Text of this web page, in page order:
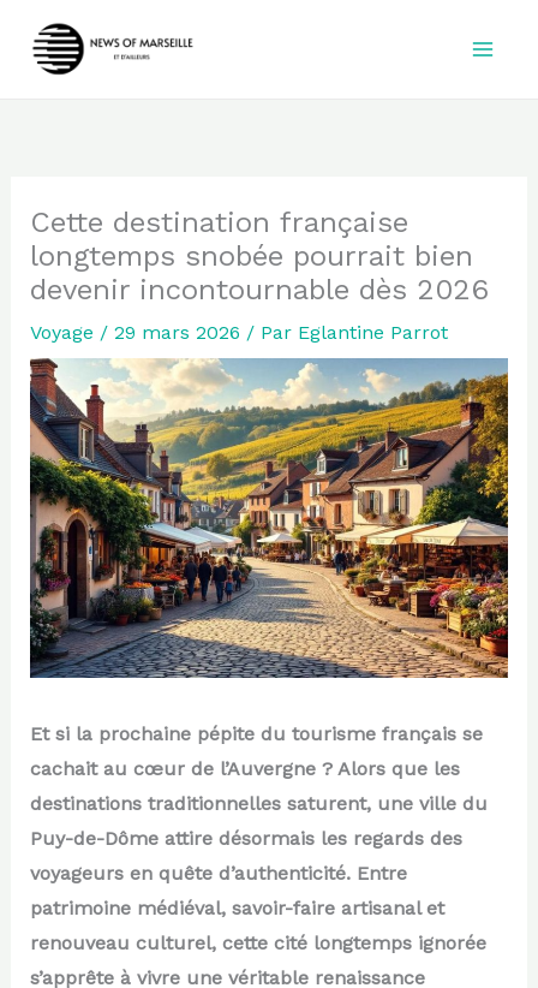
Cette destination française
longtemps snobée pourrait bien
devenir incontournable dès 2026
Voyage / 29 mars 2026 / Par Eglantine Parrot
Et si la prochaine pépite du tourisme français se
cachait au cœur de l’Auvergne ? Alors que les
destinations traditionnelles saturent, une ville du
Puy-de-Dôme attire désormais les regards des
voyageurs en quête d’authenticité. Entre
patrimoine médiéval, savoir-faire artisanal et
renouveau culturel, cette cité longtemps ignorée
s’apprête à vivre une véritable renaissance